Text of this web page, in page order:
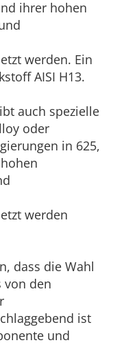
ihrer hohen
werden. Ein
AISI H13.
auch spezielle
oder
in 625,
werden
dass die Wahl
von den
ist
und